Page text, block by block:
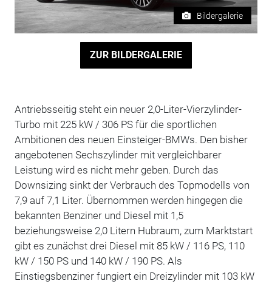
Bildergalerie
ZUR BILDERGALERIE
Antriebsseitig steht ein neuer 2,0-Liter-Vierzylinder-
Turbo mit 225 kW / 306 PS für die sportlichen
Ambitionen des neuen Einsteiger-BMWs. Den bisher
angebotenen Sechszylinder mit vergleichbarer
Leistung wird es nicht mehr geben. Durch das
Downsizing sinkt der Verbrauch des Topmodells von
7,9 auf 7,1 Liter. Übernommen werden hingegen die
bekannten Benziner und Diesel mit 1,5
beziehungsweise 2,0 Litern Hubraum, zum Marktstart
gibt es zunächst drei Diesel mit 85 kW / 116 PS, 110
kW / 150 PS und 140 kW / 190 PS. Als
Einstiegsbenziner fungiert ein Dreizylinder mit 103 kW